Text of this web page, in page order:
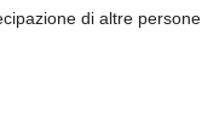
di altre persone.